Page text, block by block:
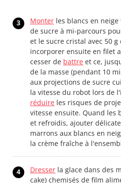
3 Monter les blancs en
de sucre à mi-parcours
et le sucre cristal avec 50 g
incorporer ensuite en filet
cesser de battre et ce,
de la masse (pendant 10
aux projections de sucre
la vitesse du robot lors de
réduire les risques de
vitesse ensuite. Quand les
et refroidis, ajouter
marrons aux blancs en
la crème fraîche à
4 Dresser la glace dans des
cake) chemisés de film